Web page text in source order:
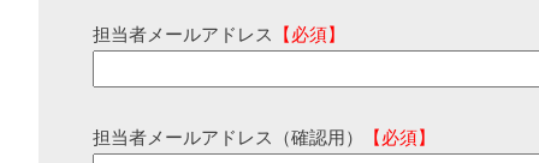
担当者メールアドレス 【必須】
担当者メールアドレス（確認用） 【必須】